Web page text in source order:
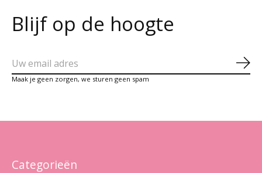
Blijf op de hoogte
Maak je geen zorgen, we sturen geen spam
Categorieën